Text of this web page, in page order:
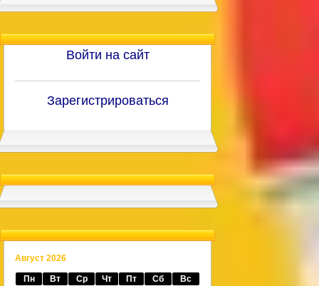
Войти на сайт
Зарегистрироваться
Август 2026
Пн Вт Ср Чт Пт Сб
Вс